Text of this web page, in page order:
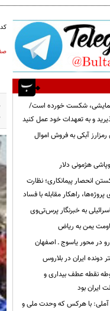
نمایشی، شکست خورده است/
و به تعهدات خود عمل کنید
رمزارز آبکی به فروش اموال
هژمونی دلار
انحصار پیمانکاری؛ نظارت
پروژه‌ها، راهکار مقابله با فساد
به خبرنگار پرس‌تی‌وی
یمن به ریاض
دونده ایران در بلاروس
نقطه عطف بیداری و
ایران بود
آملی: با هرکس که وحدت ملی و